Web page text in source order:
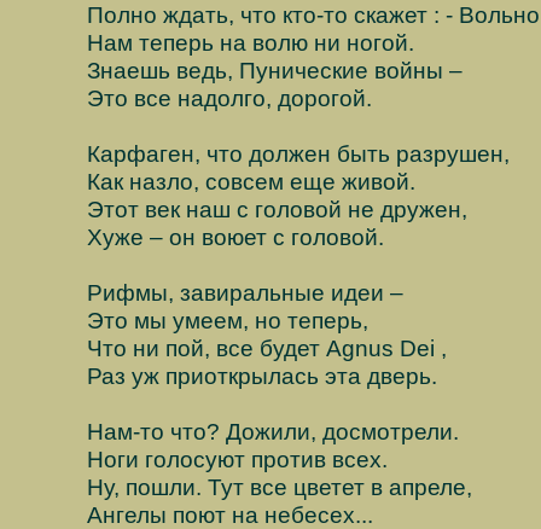
Полно ждать, что кто-то скажет : -
Нам теперь на волю ни ногой.
Знаешь ведь, Пунические войны –
Это все надолго, дорогой.
Карфаген, что должен быть разрушен,
Как назло, совсем еще живой.
Этот век наш с головой не дружен,
Хуже – он воюет с головой.
Рифмы, завиральные идеи –
Это мы умеем, но теперь,
Что ни пой, все будет Agnus Dei ,
Раз уж приоткрылась эта дверь.
Нам-то что? Дожили, досмотрели.
Ноги голосуют против всех.
Ну, пошли. Тут все цветет в апреле,
Ангелы поют на небесех...